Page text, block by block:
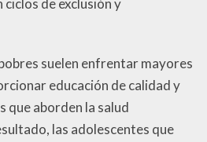
de exclusión y
suelen enfrentar mayores
educación de calidad y
que aborden la salud
las adolescentes que